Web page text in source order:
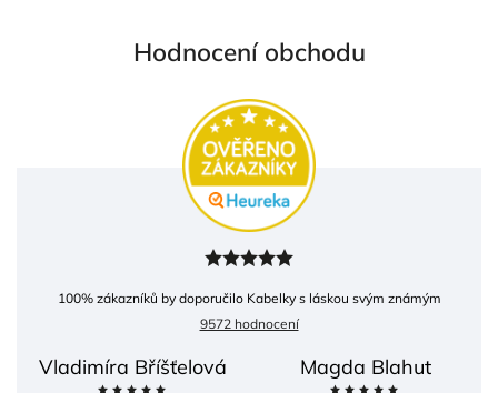
Hodnocení obchodu
100% zákazníků by doporučilo Kabelky s láskou svým známým
9572 hodnocení
Vladimíra Bříšťelová Magda Blahut